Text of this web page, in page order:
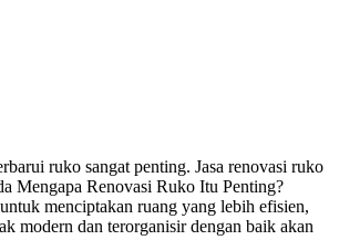
ruko sangat penting. Jasa renovasi ruko
Mengapa Renovasi Ruko Itu Penting?
menciptakan ruang yang lebih efisien,
modern dan terorganisir dengan baik akan